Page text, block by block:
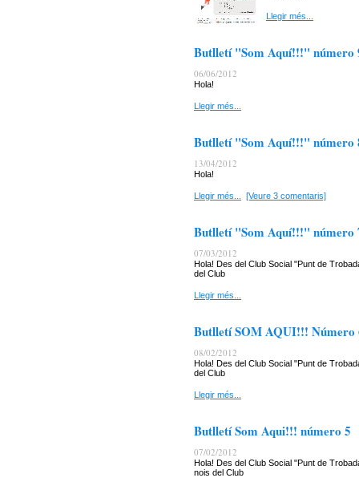
Llegir més...
Butlletí "Som Aquí!!!" número
06/06/2012
Hola!
Llegir més...
Butlletí "Som Aquí!!!" número
13/04/2012
Hola!
Llegir més... [Veure 3 comentaris]
Butlletí "Som Aquí!!!" número
07/03/2012
Hola! Des del Club Social "Punt de
del Club
Llegir més...
Butlletí SOM AQUI!!! Número
08/02/2012
Hola! Des del Club Social "Punt de
del Club
Llegir més...
Butlletí Som Aqui!!! número 5
07/02/2012
Hola! Des del Club Social "Punt de
nois del Club